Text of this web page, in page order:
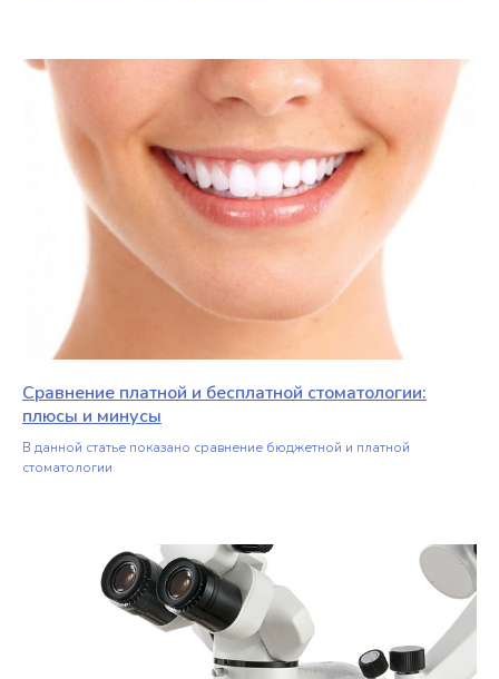
Сравнение платной и бесплатной стоматологии:
плюсы и минусы
В данной статье показано сравнение бюджетной и платной
стоматологии